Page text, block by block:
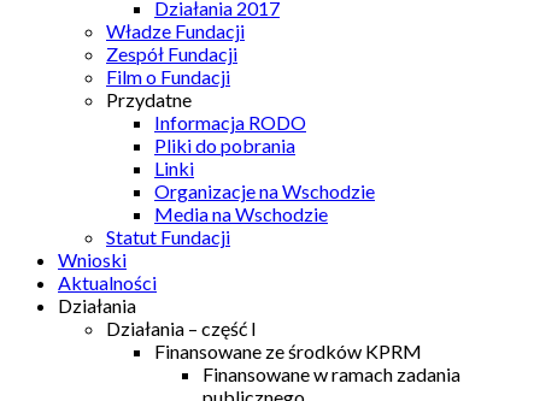
Działania 2017
Władze Fundacji
Zespół Fundacji
Film o Fundacji
Przydatne
Informacja RODO
Pliki do pobrania
Linki
Organizacje na Wschodzie
Media na Wschodzie
Statut Fundacji
Wnioski
Aktualności
Działania
Działania – część I
Finansowane ze środków KPRM
Finansowane w ramach zadania